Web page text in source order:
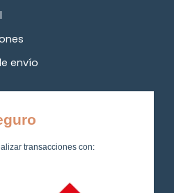
envío
transacciones con: